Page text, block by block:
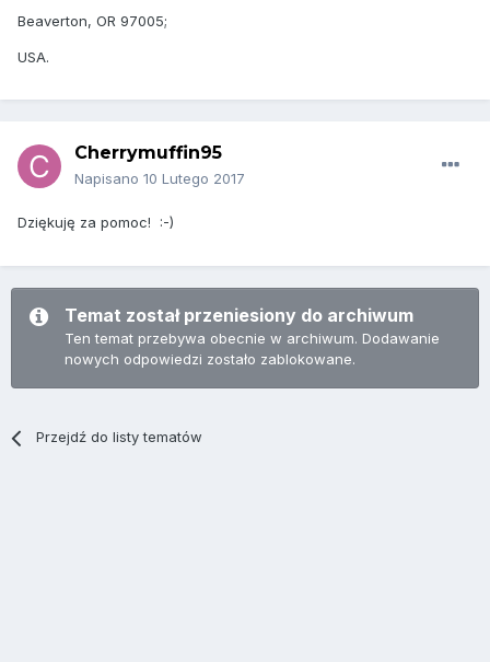
Beaverton, OR 97005;
USA.
Cherrymuffin95
Napisano 10 Lutego 2017
Dziękuję za pomoc! :-)
Temat został przeniesiony do archiwum
Ten temat przebywa obecnie w archiwum. Dodawanie
nowych odpowiedzi zostało zablokowane.
Przejdź do listy tematów